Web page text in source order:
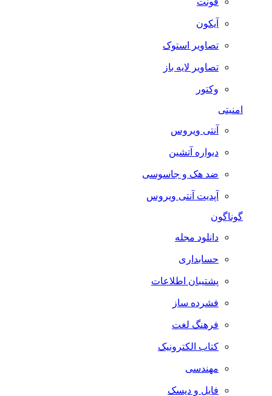
آیکون
تصاویر استوک
تصاویر لایه باز
وکتور
امنیتی
آنتی ویروس
دیواره آتشین
ضد هک و جاسوسی
آپدیت آنتی ویروس
گوناگون
دانلود مجله
حسابداری
پشتیبان اطلاعات
فشرده ساز
فرهنگ لغت
کتاب الکترونیک
مهندسی
فایل و دیسک